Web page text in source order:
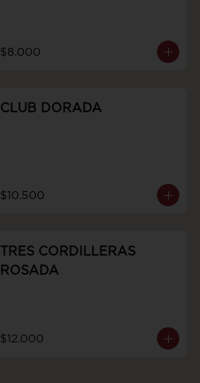
$8.000
CLUB DORADA
$10.500
TRES CORDILLERAS
ROSADA
$12.000